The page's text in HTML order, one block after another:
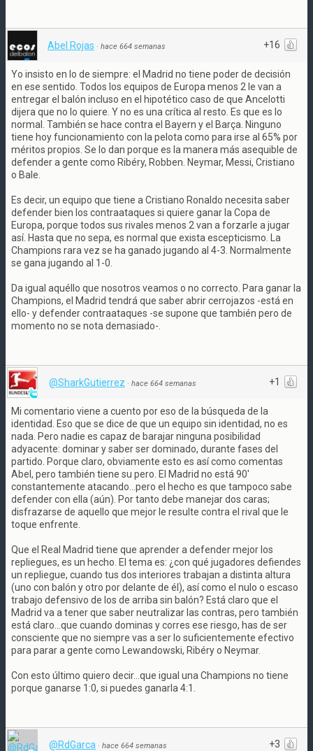
+16
Abel Rojas · hace 664 semanas
Yo insisto en lo de siempre: el Madrid no tiene poder de decisión
en ese sentido. Todos los equipos de Europa menos 2 le van a
entregar el balón incluso en el hipotético caso de que Ancelotti
dijera que no lo quiere. Y no es una crítica al resto. Es que es lo
normal. También se hace contra el Bayern y el Barça. Ninguno
tiene hoy funcionamiento con la pelota como para irse al 65% por
méritos propios. Se lo dan porque es la manera más asequible de
defender a gente como Ribéry, Robben. Neymar, Messi, Cristiano
o Bale.
Es decir, un equipo que tiene a Cristiano Ronaldo necesita saber
defender bien los contraataques si quiere ganar la Copa de
Europa, porque todos sus rivales menos 2 van a forzarle a jugar
así. Hasta que no sepa, es normal que exista escepticismo. La
Champions rara vez se ha ganado jugando al 4-3. Normalmente
se gana jugando al 1-0.
Da igual aquéllo que nosotros veamos o no correcto. Para ganar la
Champions, el Madrid tendrá que saber abrir cerrojazos -está en
ello- y defender contraataques -se supone que también pero de
momento no se nota demasiado-.
+1
@SharkGutierrez · hace 664 semanas
Mi comentario viene a cuento por eso de la búsqueda de la
identidad. Eso que se dice de que un equipo sin identidad, no es
nada. Pero nadie es capaz de barajar ninguna posibilidad
adyacente: dominar y saber ser dominado, durante fases del
partido. Porque claro, obviamente esto es así como comentas
Abel, pero también tiene su pero. El Madrid no está 90'
constantemente atacando...pero el hecho es que tampoco sabe
defender con ella (aún). Por tanto debe manejar dos caras;
disfrazarse de aquello que mejor le resulte contra el rival que le
toque enfrente.
Que el Real Madrid tiene que aprender a defender mejor los
repliegues, es un hecho. El tema es: ¿con qué jugadores defiendes
un repliegue, cuando tus dos interiores trabajan a distinta altura
(uno con balón y otro por delante de él), así como el nulo o escaso
trabajo defensivo de los de arriba sin balón? Está claro que el
Madrid va a tener que saber neutralizar las contras, pero también
está claro...que cuando dominas y corres ese riesgo, has de ser
consciente que no siempre vas a ser lo suficientemente efectivo
para parar a gente como Lewandowski, Ribéry o Neymar.
Con esto último quiero decir...que igual una Champions no tiene
porque ganarse 1:0, si puedes ganarla 4:1.
+3
@RdGarca · hace 664 semanas